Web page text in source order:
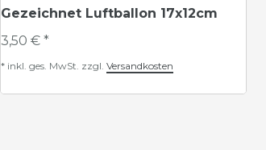
Gezeichnet Luftballon 17x12cm
3,50 € *
* inkl. ges. MwSt. zzgl. Versandkosten